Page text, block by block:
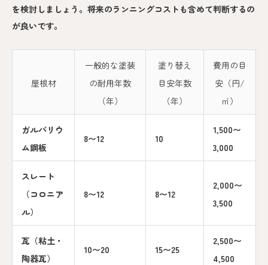
を検討しましょう。将来のランニングコストも含めて判断するの
が良いです。
屋根材
一般的な塗装
の耐用年数
（年）
塗り替え
目安年数
（年）
費用の目
安（円/
㎡）
ガルバリウ
ム鋼板
8〜12 10
1,500〜
3,000
スレート
（コロニア
ル）
8〜12 8〜12
2,000〜
3,500
瓦（粘土・
陶器瓦）
10〜20 15〜25
2,500〜
4,500